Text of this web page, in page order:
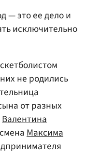
— это ее дело и
исключительно
не родились
от разных
Валентина
Максима